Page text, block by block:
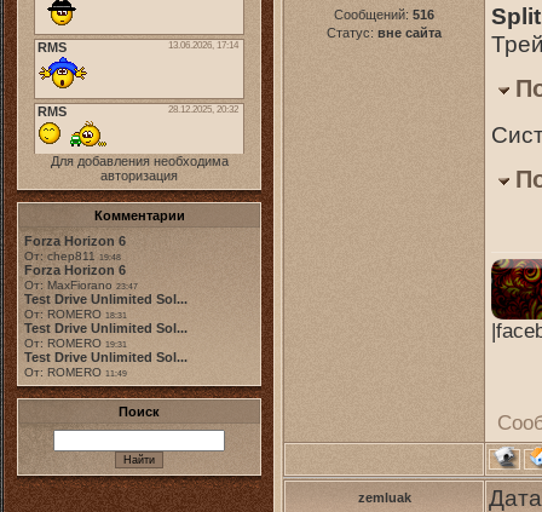
Для добавления необходима
авторизация
Комментарии
Forza Horizon 6
От: chep811 19:48
Forza Horizon 6
От: MaxFiorano 23:47
Test Drive Unlimited Sol...
От: ROMERO 18:31
Test Drive Unlimited Sol...
От: ROMERO 19:31
Test Drive Unlimited Sol...
От: ROMERO 11:49
Поиск
Сообщений: 516
Статус: вне сайта
zemluak